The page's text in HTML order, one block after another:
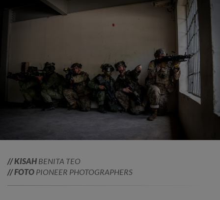
// KISAH BENITA TEO
// FOTO PIONEER PHOTOGRAPHERS